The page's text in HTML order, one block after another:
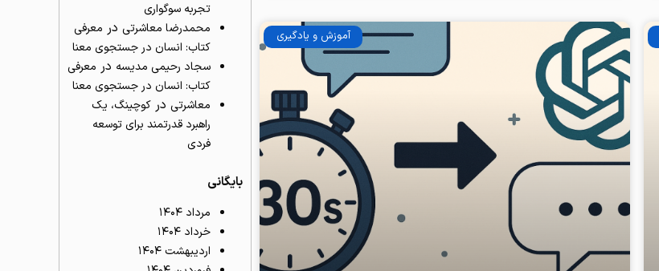
آموزش و یادگیری
تجربه سوگواری
محمدرضا معاشرتی در معرفی
کتاب: انسان در جستجوی معنا
سجاد رحیمی مدیسه در معرفی
کتاب: انسان در جستجوی معنا
معاشرتی درکوچینگ، یک
راهبرد قدرتمند برای توسعه
فردی
بایگانی
مرداد ۱۴۰۴
خرداد ۱۴۰۴
اردیبهشت ۱۴۰۴